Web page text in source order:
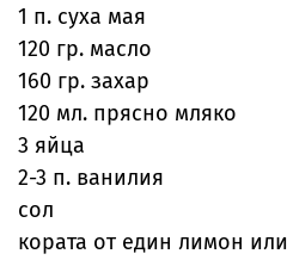
1 п. суха мая
120 гр. масло
160 гр. захар
120 мл. прясно мляко
3 яйца
2-3 п. ванилия
сол
кората от един лимон